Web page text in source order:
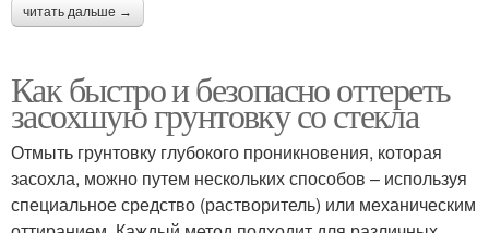
читать дальше →
Как быстро и безопасно оттереть
засохшую грунтовку со стекла
Отмыть грунтовку глубокого проникновения, которая
засохла, можно путем нескольких способов – используя
специальное средство (растворитель) или механическим